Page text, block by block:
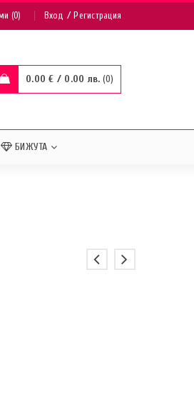
(0) Вход /Регистрация
0.00€ / 0.00 лв. 0
БИЖУТА